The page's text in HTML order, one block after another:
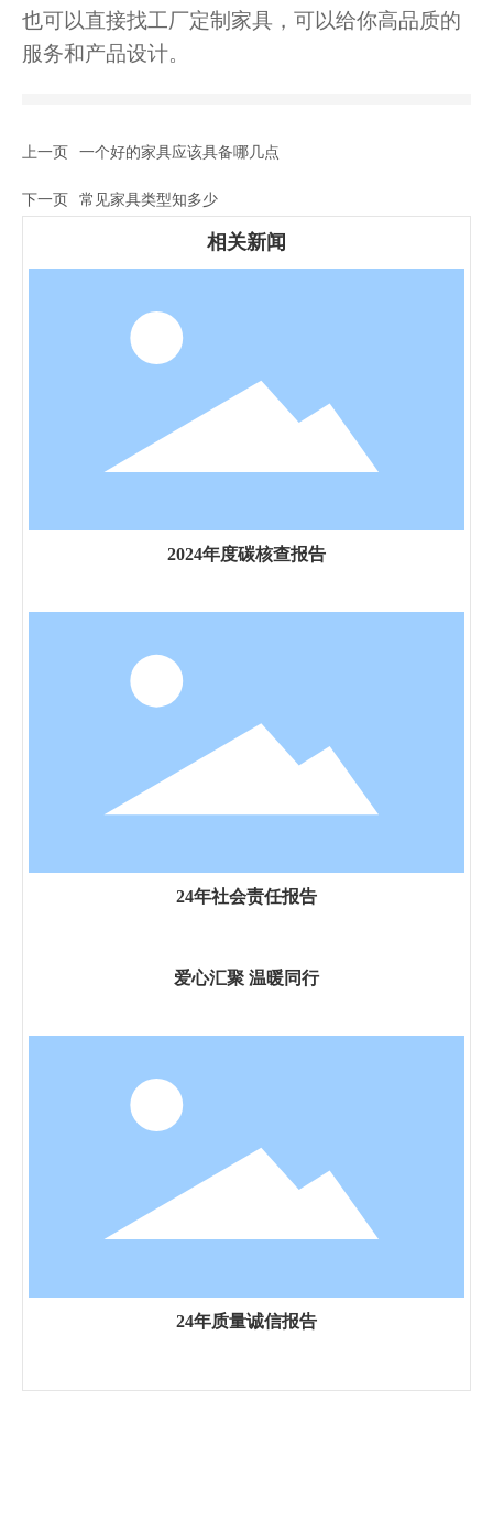
也可以直接找工厂定制家具，可以给你高品质的
服务和产品设计。
上一页 一个好的家具应该具备哪几点
下一页 常见家具类型知多少
相关新闻
2024年度碳核查报告
24年社会责任报告
爱心汇聚 温暖同行
24年质量诚信报告